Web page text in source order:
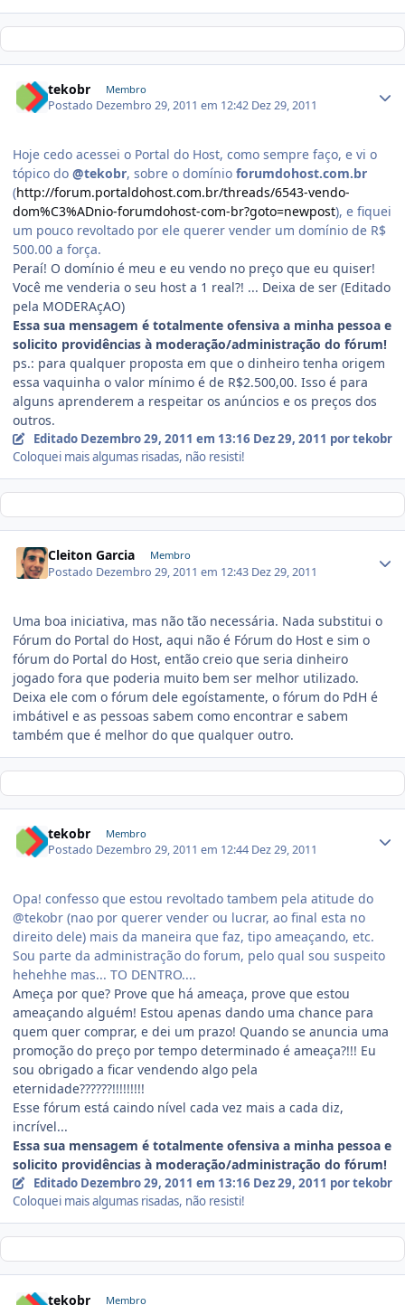
tekobr Membro
Postado Dezembro 29, 2011 em 12:42 Dez 29, 2011
Hoje cedo acessei o Portal do Host, como sempre faço, e vi o
tópico do @tekobr, sobre o domínio forumdohost.com.br
(http://forum.portaldohost.com.br/threads/6543-vendo-
dom%C3%ADnio-forumdohost-com-br?goto=newpost), e fiquei
um pouco revoltado por ele querer vender um domínio de R$
500.00 a força.
Peraí! O domínio é meu e eu vendo no preço que eu quiser!
Você me venderia o seu host a 1 real?! ... Deixa de ser (Editado
pela MODERAçAO)
Essa sua mensagem é totalmente ofensiva a minha pessoa e
solicito providências à moderação/administração do fórum!
ps.: para qualquer proposta em que o dinheiro tenha origem
essa vaquinha o valor mínimo é de R$2.500,00. Isso é para
alguns aprenderem a respeitar os anúncios e os preços dos
outros.
Editado Dezembro 29, 2011 em 13:16 Dez 29, 2011 por tekobr
Coloquei mais algumas risadas, não resisti!
Cleiton Garcia Membro
Postado Dezembro 29, 2011 em 12:43 Dez 29, 2011
Uma boa iniciativa, mas não tão necessária. Nada substitui o
Fórum do Portal do Host, aqui não é Fórum do Host e sim o
fórum do Portal do Host, então creio que seria dinheiro
jogado fora que poderia muito bem ser melhor utilizado.
Deixa ele com o fórum dele egoístamente, o fórum do PdH é
imbátivel e as pessoas sabem como encontrar e sabem
também que é melhor do que qualquer outro.
tekobr Membro
Postado Dezembro 29, 2011 em 12:44 Dez 29, 2011
Opa! confesso que estou revoltado tambem pela atitude do
@tekobr (nao por querer vender ou lucrar, ao final esta no
direito dele) mais da maneira que faz, tipo ameaçando, etc.
Sou parte da administração do forum, pelo qual sou suspeito
hehehhe mas... TO DENTRO....
Ameça por que? Prove que há ameaça, prove que estou
ameaçando alguém! Estou apenas dando uma chance para
quem quer comprar, e dei um prazo! Quando se anuncia uma
promoção do preço por tempo determinado é ameaça?!!! Eu
sou obrigado a ficar vendendo algo pela
eternidade??????!!!!!!!!!
Esse fórum está caindo nível cada vez mais a cada diz,
incrível...
Essa sua mensagem é totalmente ofensiva a minha pessoa e
solicito providências à moderação/administração do fórum!
Editado Dezembro 29, 2011 em 13:16 Dez 29, 2011 por tekobr
Coloquei mais algumas risadas, não resisti!
tekobr Membro